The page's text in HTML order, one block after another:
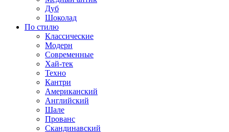
Дуб
Шоколад
По стилю
Классические
Модерн
Современные
Хай-тек
Техно
Кантри
Американский
Английский
Шале
Прованс
Скандинавский